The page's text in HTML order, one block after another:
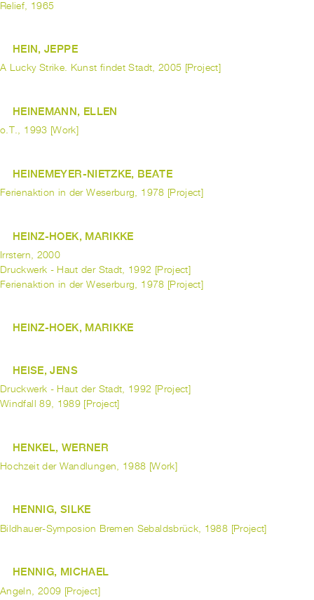
Relief, 1965
HEIN, JEPPE
A Lucky Strike. Kunst findet Stadt, 2005 [Project]
HEINEMANN, ELLEN
o.T., 1993 [Work]
HEINEMEYER-NIETZKE, BEATE
Ferienaktion in der Weserburg, 1978 [Project]
HEINZ-HOEK, MARIKKE
Irrstern, 2000
Druckwerk - Haut der Stadt, 1992 [Project]
Ferienaktion in der Weserburg, 1978 [Project]
HEINZ-HOEK, MARIKKE
HEISE, JENS
Druckwerk - Haut der Stadt, 1992 [Project]
Windfall 89, 1989 [Project]
HENKEL, WERNER
Hochzeit der Wandlungen, 1988 [Work]
HENNIG, SILKE
Bildhauer-Symposion Bremen Sebaldsbrück, 1988 [Project]
HENNIG, MICHAEL
Angeln, 2009 [Project]